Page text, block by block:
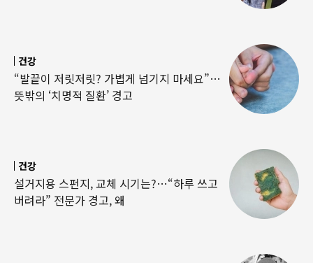
건강
“발끝이 저릿저릿? 가볍게 넘기지 마세요”…
뜻밖의 ‘치명적 질환’ 경고
건강
설거지용 스펀지, 교체 시기는?…“하루 쓰고
버려라” 전문가 경고, 왜